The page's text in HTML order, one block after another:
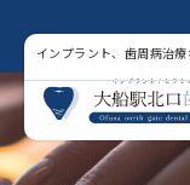
インプラント、歯周病治